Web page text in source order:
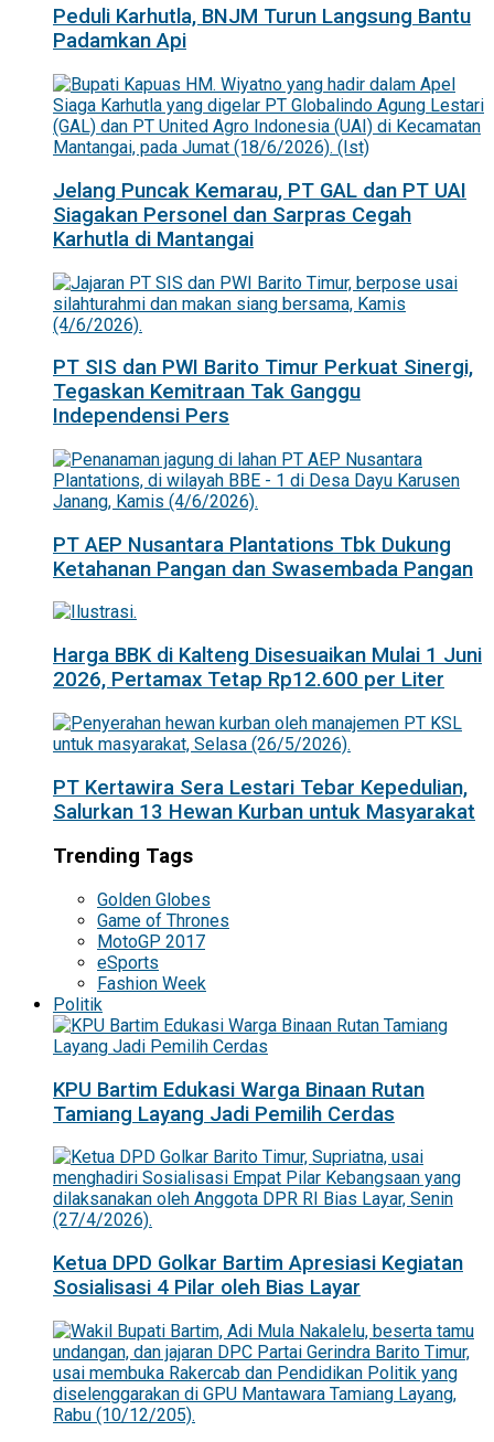
Peduli Karhutla, BNJM Turun Langsung Bantu
Padamkan Api
Jelang Puncak Kemarau, PT GAL dan PT UAI
Siagakan Personel dan Sarpras Cegah
Karhutla di Mantangai
PT SIS dan PWI Barito Timur Perkuat Sinergi,
Tegaskan Kemitraan Tak Ganggu
Independensi Pers
PT AEP Nusantara Plantations Tbk Dukung
Ketahanan Pangan dan Swasembada Pangan
Harga BBK di Kalteng Disesuaikan Mulai 1 Juni
2026, Pertamax Tetap Rp12.600 per Liter
PT Kertawira Sera Lestari Tebar Kepedulian,
Salurkan 13 Hewan Kurban untuk Masyarakat
Trending Tags
Golden Globes
Game of Thrones
MotoGP 2017
eSports
Fashion Week
Politik
KPU Bartim Edukasi Warga Binaan Rutan
Tamiang Layang Jadi Pemilih Cerdas
Ketua DPD Golkar Bartim Apresiasi Kegiatan
Sosialisasi 4 Pilar oleh Bias Layar